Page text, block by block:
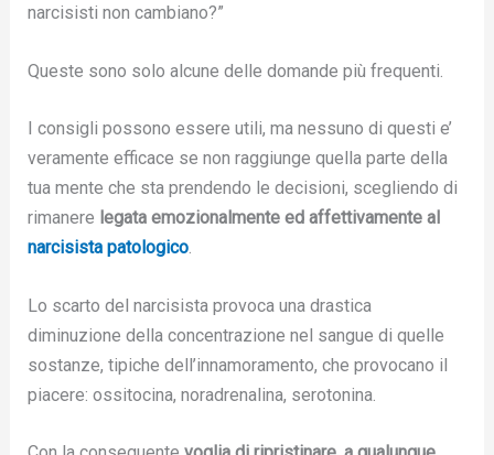
narcisisti non cambiano?”
Queste sono solo alcune delle domande più frequenti.
I consigli possono essere utili, ma nessuno di questi e’
veramente efficace se non raggiunge quella parte della
tua mente che sta prendendo le decisioni, scegliendo di
rimanere legata emozionalmente ed affettivamente al
narcisista patologico.
Lo scarto del narcisista provoca una drastica
diminuzione della concentrazione nel sangue di quelle
sostanze, tipiche dell’innamoramento, che provocano il
piacere: ossitocina, noradrenalina, serotonina.